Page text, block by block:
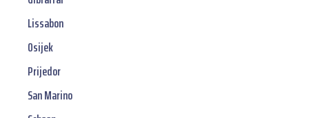
Lissabon
Osijek
Prijedor
San Marino